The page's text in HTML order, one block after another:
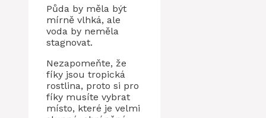
Půda by měla být
mírně vlhká, ale
voda by neměla
stagnovat.
Nezapomeňte, že
fíky jsou tropická
rostlina, proto si pro
fíky musíte vybrat
místo, které je velmi